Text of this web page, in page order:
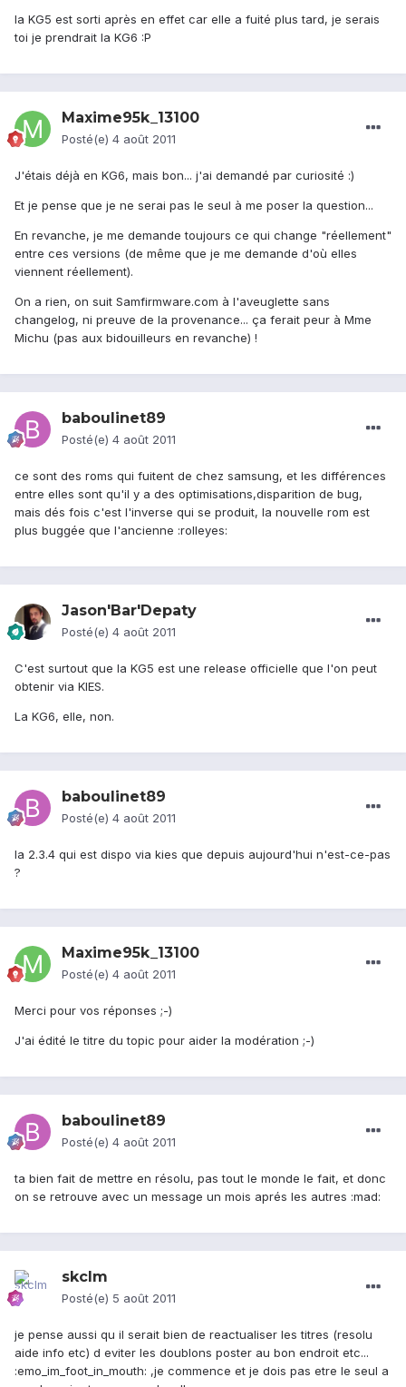
la KG5 est sorti après en effet car elle a fuité plus tard, je serais
toi je prendrait la KG6 :P
Maxime95k_13100
Posté(e) 4 août 2011
J'étais déjà en KG6, mais bon... j'ai demandé par curiosité :)
Et je pense que je ne serai pas le seul à me poser la question...
En revanche, je me demande toujours ce qui change "réellement"
entre ces versions (de même que je me demande d'où elles
viennent réellement).
On a rien, on suit Samfirmware.com à l'aveuglette sans
changelog, ni preuve de la provenance... ça ferait peur à Mme
Michu (pas aux bidouilleurs en revanche) !
baboulinet89
Posté(e) 4 août 2011
ce sont des roms qui fuitent de chez samsung, et les différences
entre elles sont qu'il y a des optimisations,disparition de bug,
mais dés fois c'est l'inverse qui se produit, la nouvelle rom est
plus buggée que l'ancienne :rolleyes:
Jason'Bar'Depaty
Posté(e) 4 août 2011
C'est surtout que la KG5 est une release officielle que l'on peut
obtenir via KIES.
La KG6, elle, non.
baboulinet89
Posté(e) 4 août 2011
la 2.3.4 qui est dispo via kies que depuis aujourd'hui n'est-ce-pas
?
Maxime95k_13100
Posté(e) 4 août 2011
Merci pour vos réponses ;-)
J'ai édité le titre du topic pour aider la modération ;-)
baboulinet89
Posté(e) 4 août 2011
ta bien fait de mettre en résolu, pas tout le monde le fait, et donc
on se retrouve avec un message un mois aprés les autres :mad:
skclm
Posté(e) 5 août 2011
je pense aussi qu il serait bien de reactualiser les titres (resolu
aide info etc) d eviter les doublons poster au bon endroit etc...
:emo_im_foot_in_mouth: ,je commence et je dois pas etre le seul a